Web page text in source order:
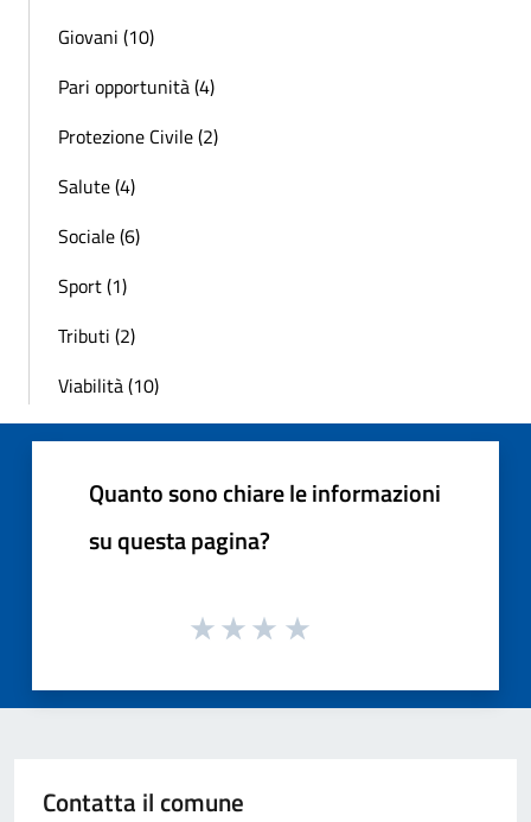
Giovani (10)
Pari opportunità (4)
Protezione Civile (2)
Salute (4)
Sociale (6)
Sport (1)
Tributi (2)
Viabilità (10)
Quanto sono chiare le informazioni
su questa pagina?
Contatta il comune